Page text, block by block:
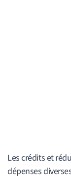
Les crédits et
dépenses